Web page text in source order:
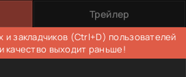
Трейлер
закладчиков (Ctrl+D) пользователей
качество выходит раньше!